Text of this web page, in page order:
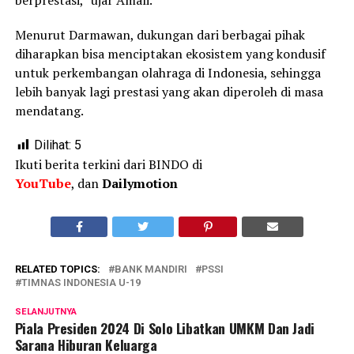
Menurut Darmawan, dukungan dari berbagai pihak
diharapkan bisa menciptakan ekosistem yang kondusif
untuk perkembangan olahraga di Indonesia, sehingga
lebih banyak lagi prestasi yang akan diperoleh di masa
mendatang.
Dilihat: 5
Ikuti berita terkini dari BINDO di
YouTube, danDailymotion
RELATED TOPICS: BANK MANDIRI
PSSI
TIMNAS INDONESIA U-19
SELANJUTNYA
Piala Presiden 2024 Di Solo Libatkan UMKM Dan Jadi
Sarana Hiburan Keluarga